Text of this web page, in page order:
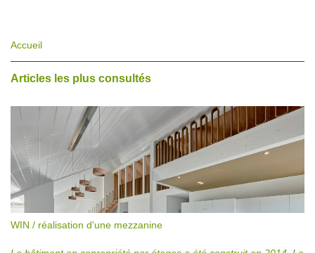
Accueil
Articles les plus consultés
WIN / réalisation d'une mezzanine